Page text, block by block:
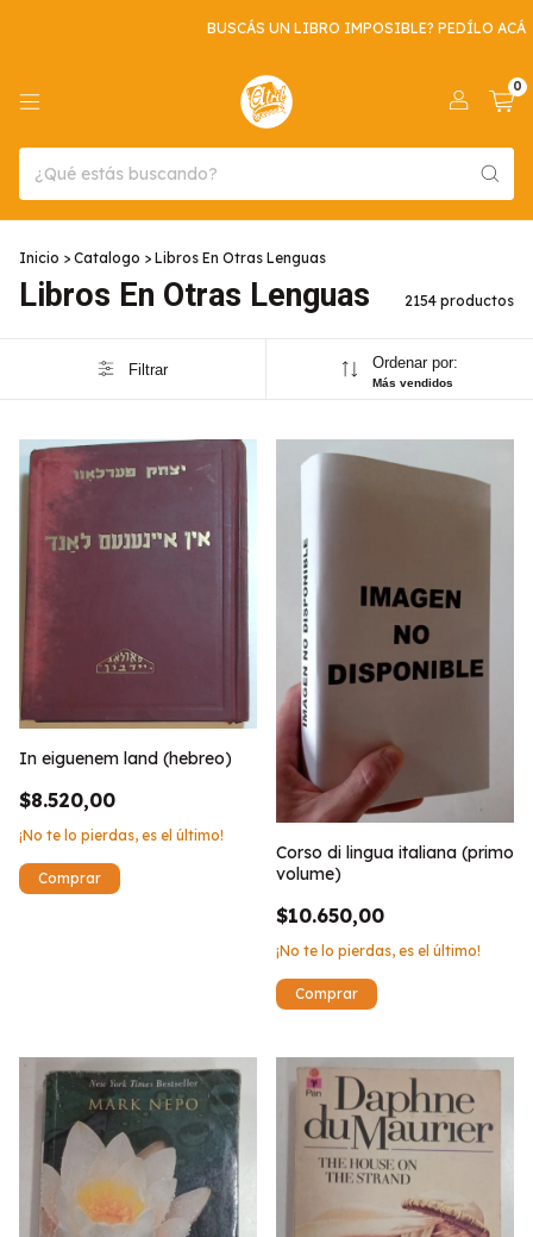
BUSCÁS UN LIBRO IMPOSIBLE? PEDÍLO ACÁ ENVIO GRATIS
0
Inicio > Catalogo > Libros En Otras Lenguas
Libros En Otras Lenguas 2154 productos
Filtrar Ordenar por:
Más vendidos
In eiguenem land (hebreo)
$8.520,00
¡No te lo pierdas, es el último!
Corso di lingua italiana (primo
volume)
$10.650,00
¡No te lo pierdas, es el último!